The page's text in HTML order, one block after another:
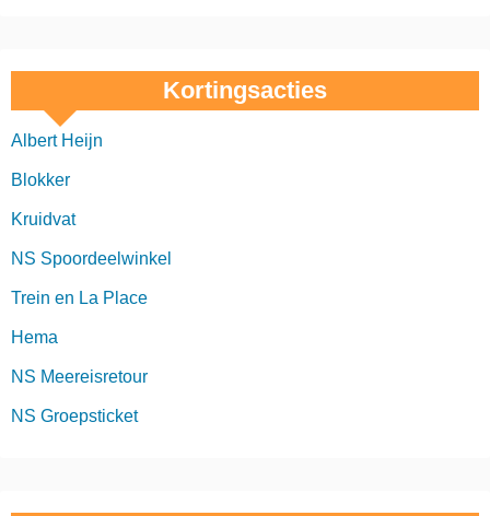
Kortingsacties
Albert Heijn
Blokker
Kruidvat
NS Spoordeelwinkel
Trein en La Place
Hema
NS Meereisretour
NS Groepsticket